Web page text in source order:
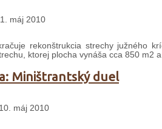
máj 2010
rekonštrukcia strechy južného
ktorej plocha vynáša cca 850 m2
Miništrantský duel
máj 2010